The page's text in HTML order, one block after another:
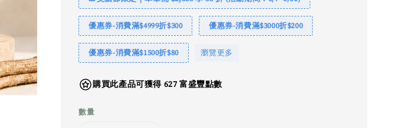
優惠券-消費滿$4999折$300 優惠券-消費滿$3000折$200
優惠券-消費滿$1500折$80 瀏覽更多
購買此產品可獲得 627 富盛豐點數
數量